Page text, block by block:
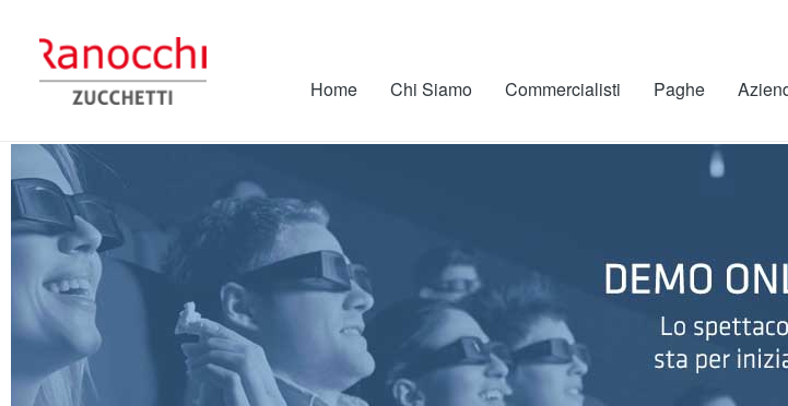
Home Chi Siamo Commercialisti Paghe